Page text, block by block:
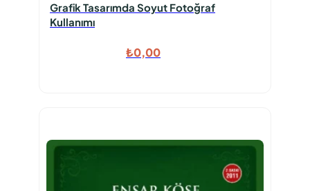
Grafik Tasarımda Soyut Fotoğraf
Kullanımı
₺0,00